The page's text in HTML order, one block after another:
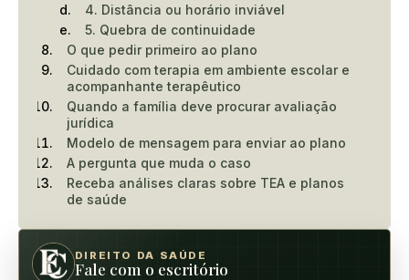
4. Distância ou horário inviável
5. Quebra de continuidade
O que pedir primeiro ao plano
Cuidado com terapia em ambiente escolar e
acompanhante terapêutico
Quando a família deve procurar avaliação
jurídica
Modelo de mensagem para enviar ao plano
A pergunta que muda o caso
Receba análises claras sobre TEA e planos
de saúde
DIREITO DA SAÚDE
Fale com o escritório